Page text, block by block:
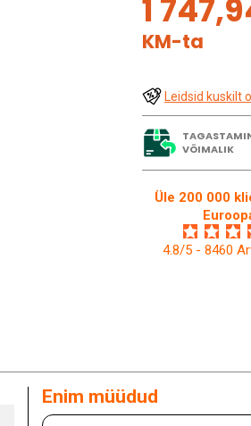
1
KM-ta
Leidsid kuskilt
VÕIMALIK
Üle 200 000
4.8/5 - 8460
Enim müüdud